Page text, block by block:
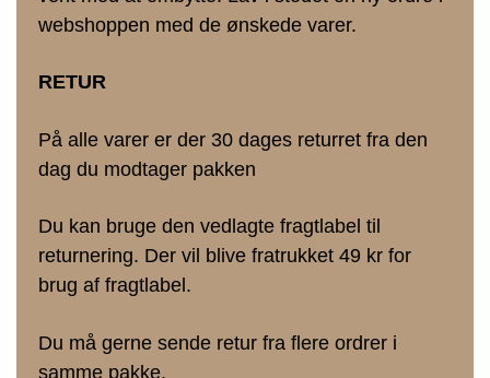
webshoppen med de ønskede varer.
RETUR
På alle varer er der 30 dages returret fra den
dag du modtager pakken
Du kan bruge den vedlagte fragtlabel til
returnering. Der vil blive fratrukket 49 kr for
brug af fragtlabel.
Du må gerne sende retur fra flere ordrer i
samme pakke.